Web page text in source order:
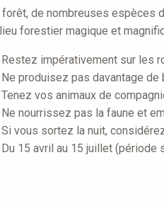
forêt, de nombreuses espèces
forestier magique et
Restez impérativement sur les
Ne produisez pas davantage de
Tenez vos animaux de
Ne nourrissez pas la faune et
Si vous sortez la nuit,
Du 15 avril au 15 juillet